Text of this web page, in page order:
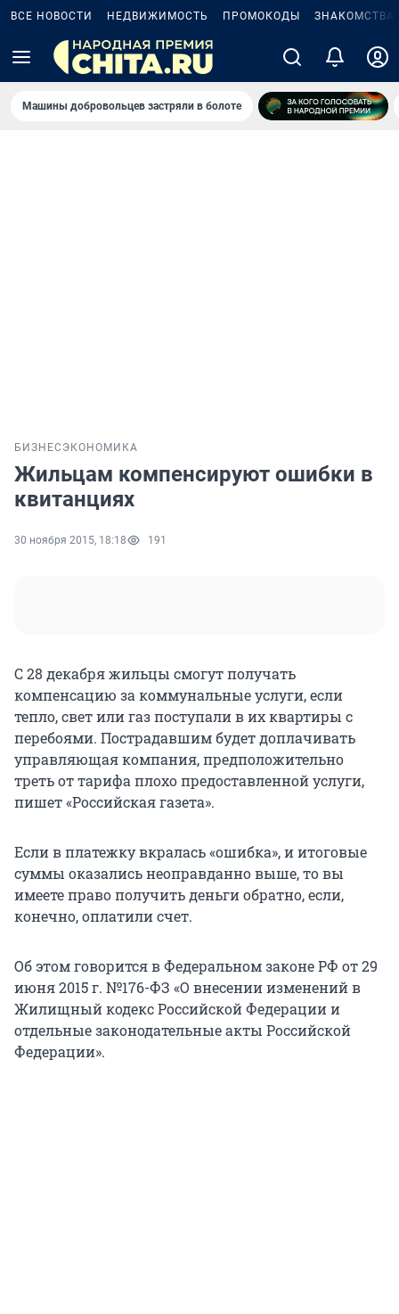
ВСЕ НОВОСТИ НЕДВИЖИМОСТЬ ПРОМОКОДЫ ЗНАКОМСТВА
Машины добровольцев застряли в болоте
БИЗНЕС ЭКОНОМИКА
Жильцам компенсируют ошибки в
квитанциях
30 ноября 2015, 18:18 191
С 28 декабря жильцы смогут получать
компенсацию за коммунальные услуги, если
тепло, свет или газ поступали в их квартиры с
перебоями. Пострадавшим будет доплачивать
управляющая компания, предположительно
треть от тарифа плохо предоставленной услуги,
пишет «Российская газета».
Если в платежку вкралась «ошибка», и итоговые
суммы оказались неоправданно выше, то вы
имеете право получить деньги обратно, если,
конечно, оплатили счет.
Об этом говорится в Федеральном законе РФ от 29
июня 2015 г. №176-ФЗ «О внесении изменений в
Жилищный кодекс Российской Федерации и
отдельные законодательные акты Российской
Федерации».